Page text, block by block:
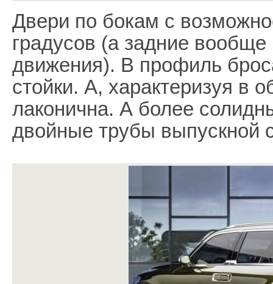
Двери по бокам с
градусов (а задние вообще
движения). В профиль
стойки. А, характеризуя в
лаконична. А более
двойные трубы выпускной